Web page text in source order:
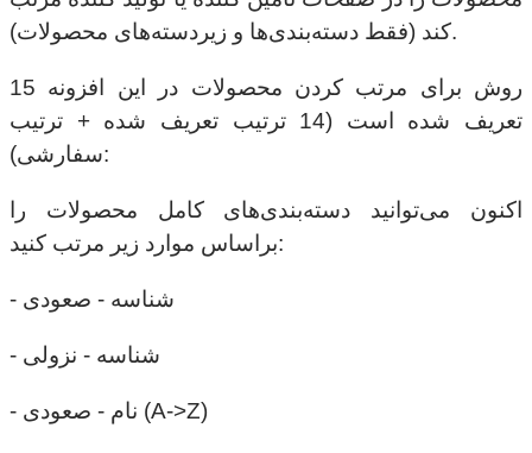
کند (فقط دسته‌بندی‌ها و زیردسته‌های محصولات).
15 روش برای مرتب کردن محصولات در این افزونه
تعریف شده است (14 ترتیب تعریف شده + ترتیب
سفارشی):
اکنون می‌توانید دسته‌بندی‌های کامل محصولات را
براساس موارد زیر مرتب کنید:
- شناسه - صعودی
- شناسه - نزولی
- نام - صعودی (A->Z)